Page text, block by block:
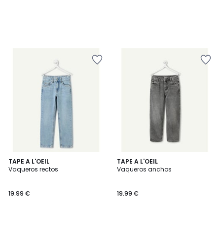
TAPE A L'OEIL
Vaqueros rectos
19.99 €
TAPE A L'OEIL
Vaqueros anchos
19.99 €